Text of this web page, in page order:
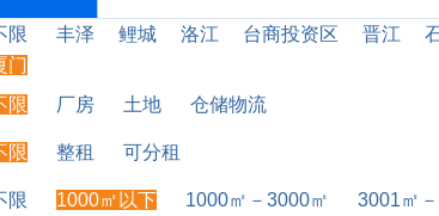
限 丰泽 鲤城 洛江 台商投资区 晋江
门
限 厂房 土地 仓储物流
限 整租 可分租
限 1000㎡以下 1000㎡－3000㎡ 3001㎡